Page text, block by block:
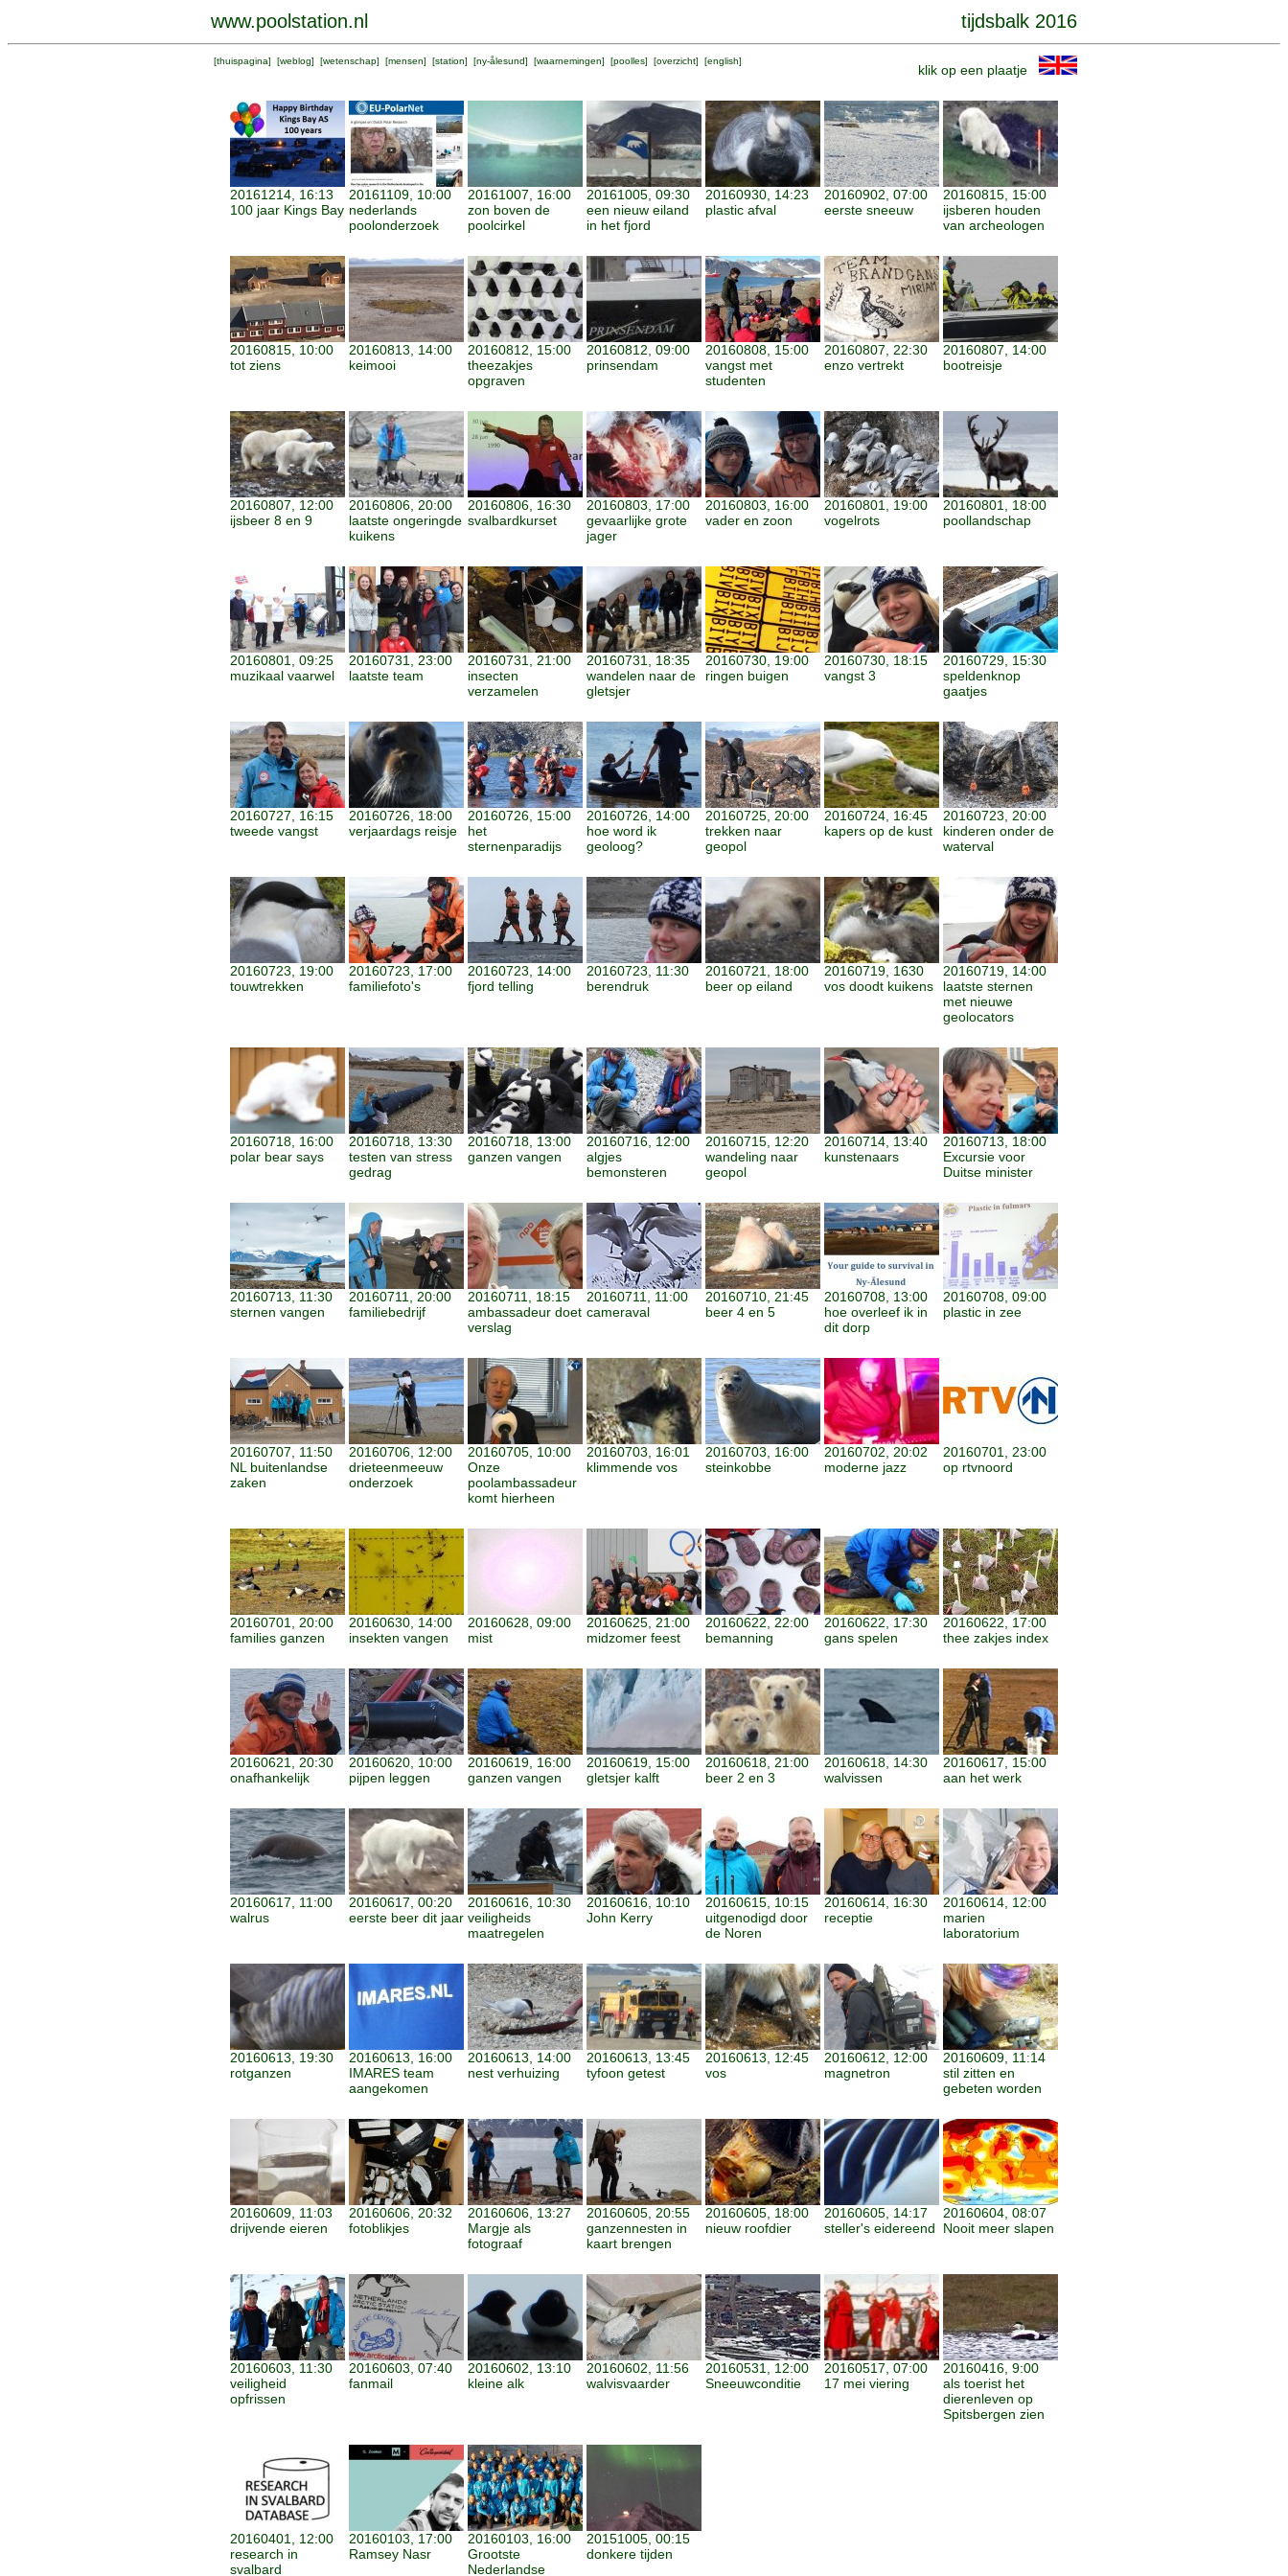
www.poolstation.nl tijdsbalk 2016
[thuispagina] [weblog] [wetenschap] [mensen] [station] [ny-ålesund] [waarnemingen] [poolles] [overzicht] [english]
klik op een plaatje
20161214, 16:13
100 jaar Kings Bay
20161109, 10:00
nederlands
poolonderzoek
20161007, 16:00
zon boven de
poolcirkel
20161005, 09:30
een nieuw eiland
in het fjord
20160930, 14:23
plastic afval
20160902, 07:00
eerste sneeuw
20160815, 15:00
ijsberen houden
van archeologen
20160815, 10:00
tot ziens
20160813, 14:00
keimooi
20160812, 15:00
theezakjes
opgraven
20160812, 09:00
prinsendam
20160808, 15:00
vangst met
studenten
20160807, 22:30
enzo vertrekt
20160807, 14:00
bootreisje
20160807, 12:00
ijsbeer 8 en 9
20160806, 20:00
laatste ongeringde
kuikens
20160806, 16:30
svalbardkurset
20160803, 17:00
gevaarlijke grote
jager
20160803, 16:00
vader en zoon
20160801, 19:00
vogelrots
20160801, 18:00
poollandschap
20160801, 09:25
muzikaal vaarwel
20160731, 23:00
laatste team
20160731, 21:00
insecten
verzamelen
20160731, 18:35
wandelen naar de
gletsjer
20160730, 19:00
ringen buigen
20160730, 18:15
vangst 3
20160729, 15:30
speldenknop
gaatjes
20160727, 16:15
tweede vangst
20160726, 18:00
verjaardags reisje
20160726, 15:00
het
sternenparadijs
20160726, 14:00
hoe word ik
geoloog?
20160725, 20:00
trekken naar
geopol
20160724, 16:45
kapers op de kust
20160723, 20:00
kinderen onder de
waterval
20160723, 19:00
touwtrekken
20160723, 17:00
familiefoto's
20160723, 14:00
fjord telling
20160723, 11:30
berendruk
20160721, 18:00
beer op eiland
20160719, 1630
vos doodt kuikens
20160719, 14:00
laatste sternen
met nieuwe
geolocators
20160718, 16:00
polar bear says
20160718, 13:30
testen van stress
gedrag
20160718, 13:00
ganzen vangen
20160716, 12:00
algjes
bemonsteren
20160715, 12:20
wandeling naar
geopol
20160714, 13:40
kunstenaars
20160713, 18:00
Excursie voor
Duitse minister
20160713, 11:30
sternen vangen
20160711, 20:00
familiebedrijf
20160711, 18:15
ambassadeur doet
verslag
20160711, 11:00
cameraval
20160710, 21:45
beer 4 en 5
20160708, 13:00
hoe overleef ik in
dit dorp
20160708, 09:00
plastic in zee
20160707, 11:50
NL buitenlandse
zaken
20160706, 12:00
drieteenmeeuw
onderzoek
20160705, 10:00
Onze
poolambassadeur
komt hierheen
20160703, 16:01
klimmende vos
20160703, 16:00
steinkobbe
20160702, 20:02
moderne jazz
20160701, 23:00
op rtvnoord
20160701, 20:00
families ganzen
20160630, 14:00
insekten vangen
20160628, 09:00
mist
20160625, 21:00
midzomer feest
20160622, 22:00
bemanning
20160622, 17:30
gans spelen
20160622, 17:00
thee zakjes index
20160621, 20:30
onafhankelijk
20160620, 10:00
pijpen leggen
20160619, 16:00
ganzen vangen
20160619, 15:00
gletsjer kalft
20160618, 21:00
beer 2 en 3
20160618, 14:30
walvissen
20160617, 15:00
aan het werk
20160617, 11:00
walrus
20160617, 00:20
eerste beer dit jaar
20160616, 10:30
veiligheids
maatregelen
20160616, 10:10
John Kerry
20160615, 10:15
uitgenodigd door
de Noren
20160614, 16:30
receptie
20160614, 12:00
marien
laboratorium
20160613, 19:30
rotganzen
20160613, 16:00
IMARES team
aangekomen
20160613, 14:00
nest verhuizing
20160613, 13:45
tyfoon getest
20160613, 12:45
vos
20160612, 12:00
magnetron
20160609, 11:14
stil zitten en
gebeten worden
20160609, 11:03
drijvende eieren
20160606, 20:32
fotoblikjes
20160606, 13:27
Margje als
fotograaf
20160605, 20:55
ganzennesten in
kaart brengen
20160605, 18:00
nieuw roofdier
20160605, 14:17
steller's eidereend
20160604, 08:07
Nooit meer slapen
20160603, 11:30
veiligheid
opfrissen
20160603, 07:40
fanmail
20160602, 13:10
kleine alk
20160602, 11:56
walvisvaarder
20160531, 12:00
Sneeuwconditie
20160517, 07:00
17 mei viering
20160416, 9:00
als toerist het
dierenleven op
Spitsbergen zien
20160401, 12:00
research in
svalbard
20160103, 17:00
Ramsey Nasr
20160103, 16:00
Grootste
Nederlandse
20151005, 00:15
donkere tijden